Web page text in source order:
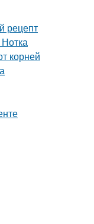
рецепт
корней